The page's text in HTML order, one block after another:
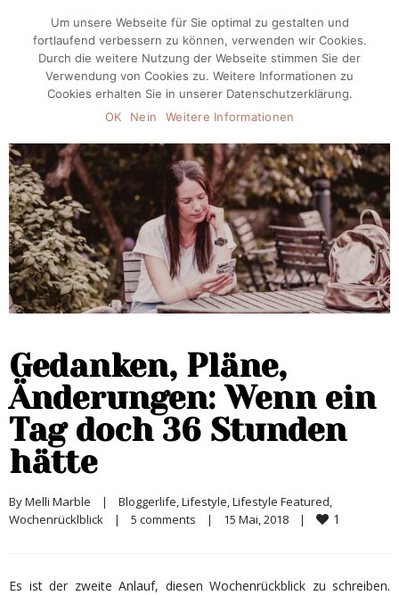
Gedanken, Pläne,
Änderungen: Wenn ein
Tag doch 36 Stunden
hätte
By Melli Marble | Bloggerlife Lifestyle Lifestyle Featured
Wochenrücklblick
| 5 comments | 15 Mai, 2018 | 1
Es ist der zweite Anlauf, diesen Wochenrückblick zu schreiben.
Um unsere Webseite für Sie optimal zu gestalten und
fortlaufend verbessern zu können, verwenden wir Cookies.
Durch die weitere Nutzung der Webseite stimmen Sie der
Verwendung von Cookies zu. Weitere Informationen zu
Cookies erhalten Sie in unserer Datenschutzerklärung.
OK
Nein Weitere Informationen